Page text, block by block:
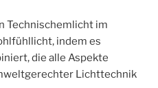
Technischemlicht im
indem es
die alle Aspekte
Lichttechnik